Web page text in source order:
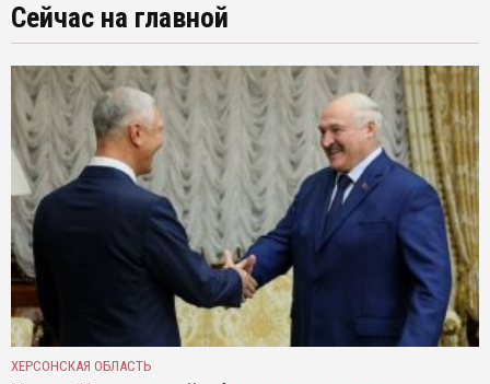
Сейчас на главной
ХЕРСОНСКАЯ ОБЛАСТЬ